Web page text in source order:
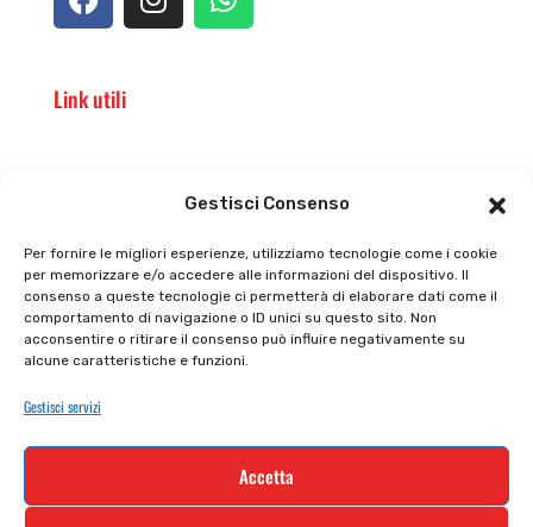
Gestisci Consenso
Per fornire le migliori esperienze, utilizziamo tecnologie come i cookie
per memorizzare e/o accedere alle informazioni del dispositivo. Il
consenso a queste tecnologie ci permetterà di elaborare dati come il
comportamento di navigazione o ID unici su questo sito. Non
acconsentire o ritirare il consenso può influire negativamente su
alcune caratteristiche e funzioni.
Gestisci servizi
Accetta
Link utili
Privacy policy
Cookie policy
Tutti prodotti
Termini e condizioni
Iscriviti alla nostra newsletter e rimani